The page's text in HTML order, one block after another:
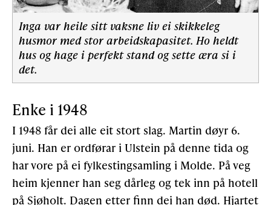
Inga var heile sitt vaksne liv ei skikkeleg
husmor med stor arbeidskapasitet. Ho heldt
hus og hage i perfekt stand og sette æra si i
det.
Enke i 1948
I 1948 får dei alle eit stort slag. Martin døyr 6.
juni. Han er ordførar i Ulstein på denne tida og
har vore på ei fylkestingsamling i Molde. På veg
heim kjenner han seg dårleg og tek inn på hotell
på Sjøholt. Dagen etter finn dei han død. Hjartet